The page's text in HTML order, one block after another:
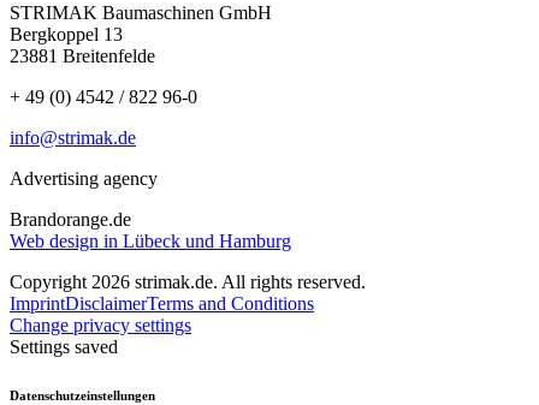
STRIMAK Baumaschinen GmbH
Bergkoppel 13
23881 Breitenfelde
+ 49 (0) 4542 / 822 96-0
info@strimak.de
Advertising agency
Brandorange.de
Web design in Lübeck und Hamburg
Copyright 2026 strimak.de. All rights reserved.
ImprintDisclaimerTerms and Conditions
Change privacy settings
Settings saved
Datenschutzeinstellungen